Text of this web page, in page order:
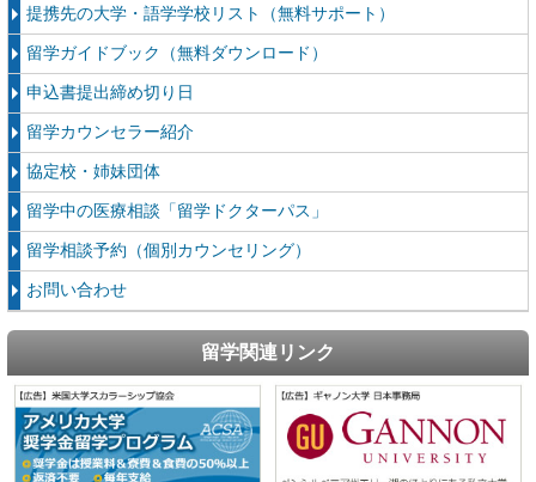
提携先の大学・語学学校リスト（無料サポート）
留学ガイドブック（無料ダウンロード）
申込書提出締め切り日
留学カウンセラー紹介
協定校・姉妹団体
留学中の医療相談「留学ドクターパス」
留学相談予約（個別カウンセリング）
お問い合わせ
留学関連リンク